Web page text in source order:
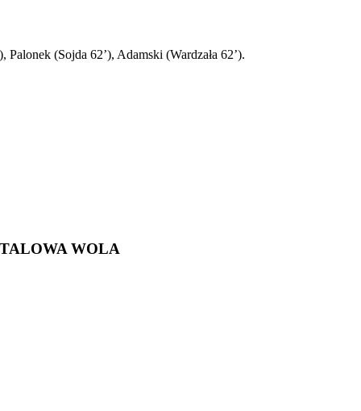
(Sojda 62’), Adamski (Wardzała 62’).
WOLA